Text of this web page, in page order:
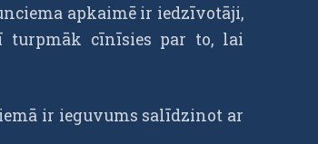
apkaimē ir iedzīvotāji,
turpmāk cīnīsies par to, lai
ir ieguvums salīdzinot ar